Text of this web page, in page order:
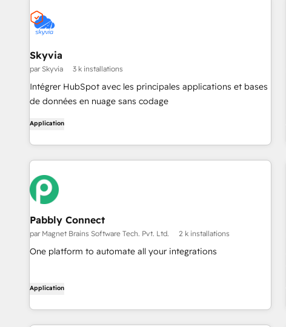
Skyvia
par Skyvia 3 k installations
Intégrer HubSpot avec les principales applications et bases
de données en nuage sans codage
Application
Pabbly Connect
par Magnet Brains Software Tech. Pvt. Ltd. 2 k installations
One platform to automate all your integrations
Application